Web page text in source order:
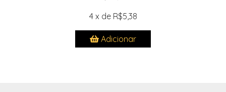
4 x de R$5,38
Adicionar